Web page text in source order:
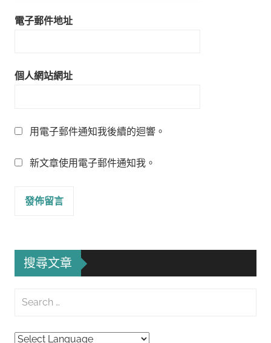
電子郵件地址
個人網站網址
用電子郵件通知我後續的迴響。
新文章使用電子郵件通知我。
搜尋文章
Search